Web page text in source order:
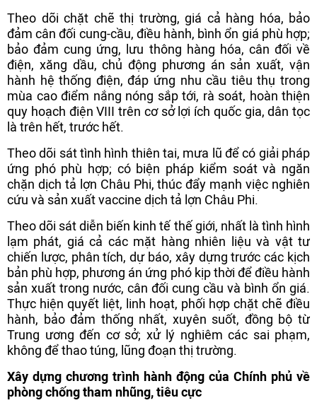
Theo dõi chặt chẽ thị trường, giá cả hàng hóa, bảo
đảm cân đối cung-cầu, điều hành, bình ổn giá phù hợp;
bảo đảm cung ứng, lưu thông hàng hóa, cân đối về
điện, xăng dầu, chủ động phương án sản xuất, vận
hành hệ thống điện, đáp ứng nhu cầu tiêu thụ trong
mùa cao điểm nắng nóng sắp tới, rà soát, hoàn thiện
quy hoạch điện VIII trên cơ sở lợi ích quốc gia, dân tọc
là trên hết, trước hết.
Theo dõi sát tình hình thiên tai, mưa lũ để có giải pháp
ứng phó phù hợp; có biện pháp kiểm soát và ngăn
chặn dịch tả lợn Châu Phi, thúc đẩy mạnh việc nghiên
cứu và sản xuất vaccine dịch tả lợn Châu Phi.
Theo dõi sát diễn biến kinh tế thế giới, nhất là tình hình
lạm phát, giá cả các mặt hàng nhiên liệu và vật tư
chiến lược, phân tích, dự báo, xây dựng trước các kịch
bản phù hợp, phương án ứng phó kịp thời để điều hành
sản xuất trong nước, cân đối cung cầu và bình ổn giá.
Thực hiện quyết liệt, linh hoạt, phối hợp chặt chẽ điều
hành, bảo đảm thống nhất, xuyên suốt, đồng bộ từ
Trung ương đến cơ sở; xử lý nghiêm các sai phạm,
không để thao túng, lũng đoạn thị trường.
Xây dựng chương trình hành động của Chính phủ về
phòng chống tham nhũng, tiêu cực